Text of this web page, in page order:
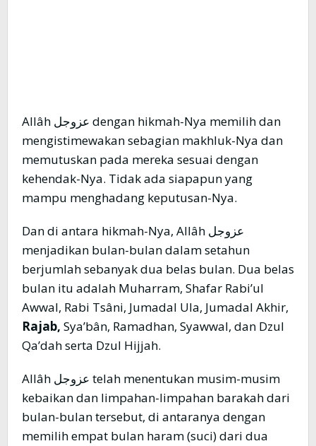
Allâh عزوجل dengan hikmah-Nya memilih dan
mengistimewakan sebagian makhluk-Nya dan
memutuskan pada mereka sesuai dengan
kehendak-Nya. Tidak ada siapapun yang
mampu menghadang keputusan-Nya.
Dan di antara hikmah-Nya, Allâh عزوجل
menjadikan bulan-bulan dalam setahun
berjumlah sebanyak dua belas bulan. Dua belas
bulan itu adalah Muharram, Shafar Rabi’ul
Awwal, Rabi Tsâni, Jumadal Ula, Jumadal Akhir,
Rajab, Sya’bân, Ramadhan, Syawwal, dan Dzul
Qa’dah serta Dzul Hijjah.
Allâh عزوجل telah menentukan musim-musim
kebaikan dan limpahan-limpahan barakah dari
bulan-bulan tersebut, di antaranya dengan
memilih empat bulan haram (suci) dari dua